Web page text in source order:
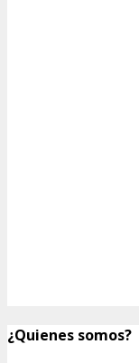
¿Quienes somos?